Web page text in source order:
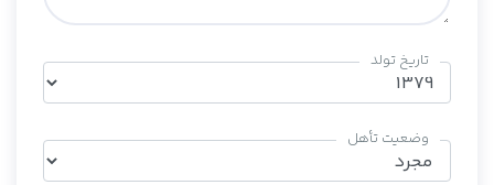
تاریخ تولد
وضعیت تأهل